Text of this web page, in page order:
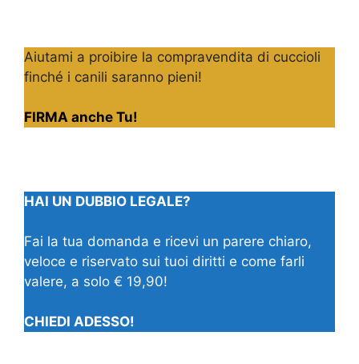
Aiutami a proibire la compravendita di cuccioli
finché i canili saranno pieni!
FIRMA anche Tu!
HAI UN DUBBIO LEGALE?
Fai la tua domanda e ricevi un parere chiaro,
veloce e riservato sui tuoi diritti e come farli
valere, a solo € 19,90!
CHIEDI ADESSO!